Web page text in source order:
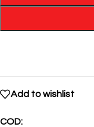
Add to wishlist
COD: